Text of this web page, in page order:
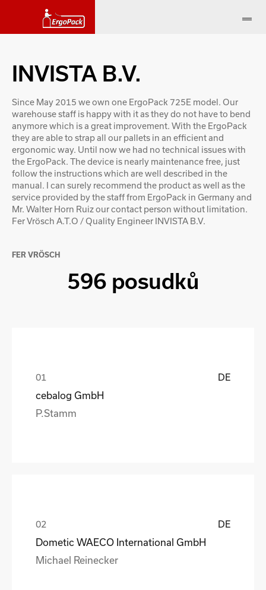
INVISTA B.V.
Since May 2015 we own one ErgoPack 725E model. Our
warehouse staff is happy with it as they do not have to bend
anymore which is a great improvement. With the ErgoPack
they are able to strap all our pallets in an efficient and
ergonomic way. Until now we had no technical issues with
the ErgoPack. The device is nearly maintenance free, just
follow the instructions which are well described in the
manual. I can surely recommend the product as well as the
service provided by the staff from ErgoPack in Germany and
Mr. Walter Horn Ruiz our contact person without limitation.
Fer Vrösch A.T.O / Quality Engineer INVISTA B.V.
FER VRÖSCH
596 posudků
DE
cebalog GmbH
P.Stamm
DE
Dometic WAECO International GmbH
Michael Reinecker